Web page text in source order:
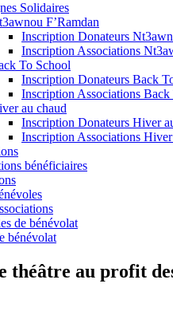
Solidaires
F’Ramdan
Inscription Donateurs
Inscription Associations
To School
Inscription Donateurs Back
Inscription Associations Back
au chaud
Inscription Donateurs Hiver
Inscription Associations
bénéficiaires
de bénévolat
bénévolat
théâtre au profit